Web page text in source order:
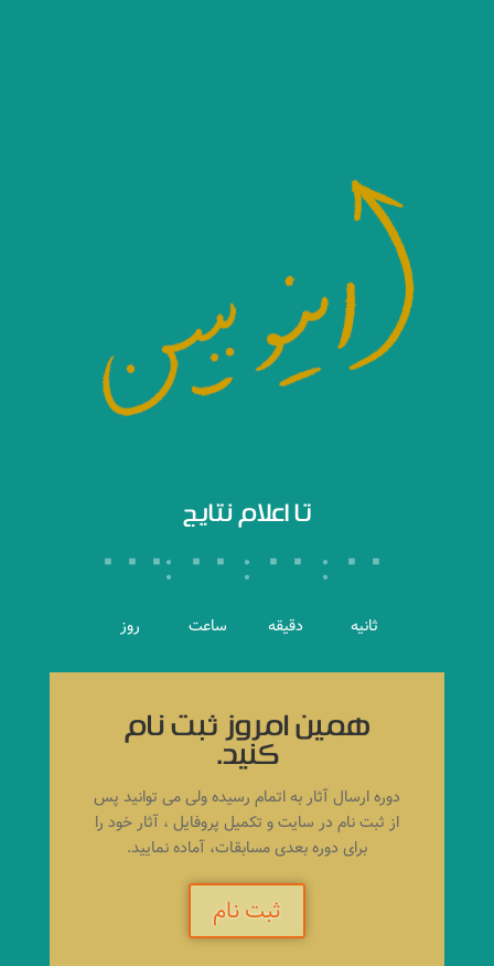
تا اعلام نتایج
۰۰۰: ۰۰ : ۰۰ : ۰۰
همین امروز ثبت نام
کنید.
دوره ارسال آثار به اتمام رسیده ولی می توانید پس
از ثبت نام در سایت و تکمیل پروفایل ، آثار خود را
برای دوره بعدی مسابقات، آماده نمایید.
ثبت نام